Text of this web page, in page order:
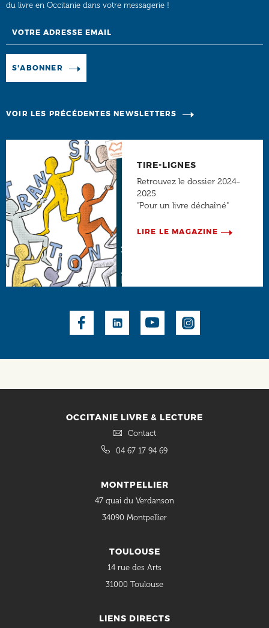
du livre en Occitanie dans votre messagerie !
S'ABONNER
VOIR LES PRÉCÉDENTES NEWSLETTERS
TIRE-LIGNES
Retrouvez le dossier 2024-
2025
"Pour un livre déchaîné"
LIRE LE MAGAZINE
OCCITANIE LIVRE & LECTURE
Contact
04 67 17 94 69
MONTPELLIER
47 quai du Verdanson
34090 Montpellier
TOULOUSE
14 rue des Arts
31000 Toulouse
LIENS DIRECTS